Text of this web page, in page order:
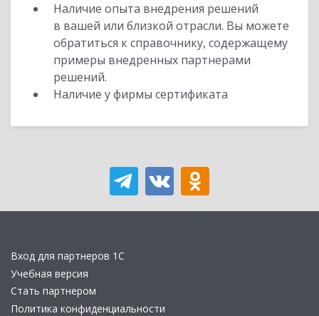
Наличие опыта внедрения решений
в вашей или близкой отрасли. Вы можете
обратиться к справочнику, содержащему
примеры внедренных партнерами
решений.
Наличие у фирмы сертификата
Вход для партнеров 1С
Учебная версия
Стать партнером
Политика конфиденциальности